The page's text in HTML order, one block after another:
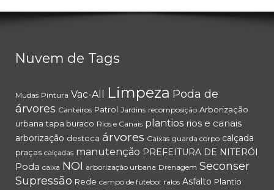
Nuvem de Tags
Mudas Pintura Vac-All Limpeza Poda de
árvores Canteiros Patrol Jardins recomposição Arborização
urbana tapa buraco Rios e Canais plantios rios e canais
arborização destoca árvores Caixas guarda corpo calçada
praças calçadas manutenção PREFEITURA DE NITERÓI
Poda caixa NOI arborização urbana Drenagem Seconser
Supressão Rede campo de futebol ralos Asfalto Plantio